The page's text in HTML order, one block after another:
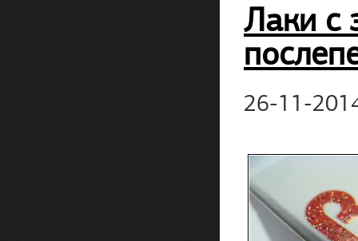
Лаки с
26-11-